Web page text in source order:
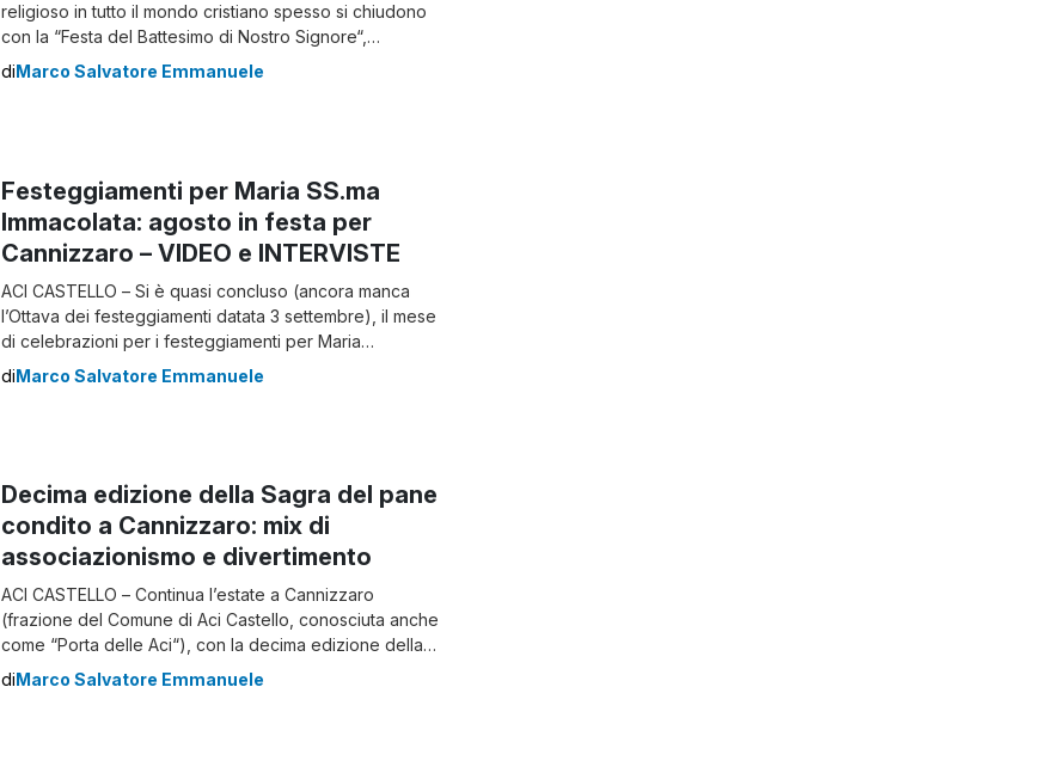
religioso in tutto il mondo cristiano spesso si chiudono
con la “Festa del Battesimo di Nostro Signore“,
generalmente celebrato nel periodo che va dal primo
diMarco Salvatore Emmanuele
Festeggiamenti per Maria SS.ma
Immacolata: agosto in festa per
Cannizzaro – VIDEO e INTERVISTE
ACI CASTELLO – Si è quasi concluso (ancora manca
l’Ottava dei festeggiamenti datata 3 settembre), il mese
di celebrazioni per i festeggiamenti per Maria
Santissima Immacolata, patrona del centro abitato di
diMarco Salvatore Emmanuele
Decima edizione della Sagra del pane
condito a Cannizzaro: mix di
associazionismo e divertimento
ACI CASTELLO – Continua l’estate a Cannizzaro
(frazione del Comune di Aci Castello, conosciuta anche
come “Porta delle Aci“), con la decima edizione della
Sagra del Pane Condito (per i più pani cunzatu). Il
diMarco Salvatore Emmanuele